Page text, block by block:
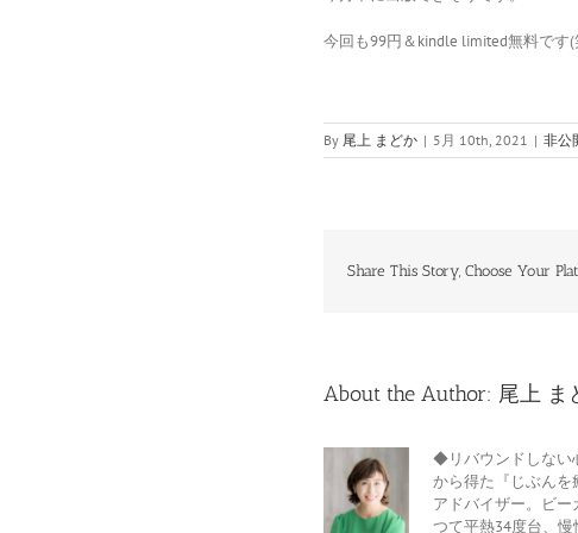
今回も99円＆kindle limited無料です(
By 尾上 まどか | 5月 10th, 2021 | 非公
Share This Story, Choose Your
About the Author: 尾上 ま
◆リバウンドしない
から得た『じぶんを
アドバイザー。ビ
つて平熱34度台、